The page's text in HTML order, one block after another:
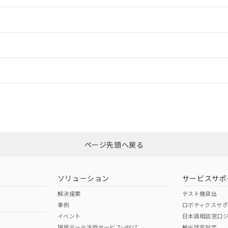
上、n: 140mm以上
ダウンロードはこちら
（日本
（アメリカ
ページ先頭へ戻る
ソリューション
解決提案
事例
イベント
サービスサポ
テスト機貸出
ロボティクスサ
日本語相談窓口